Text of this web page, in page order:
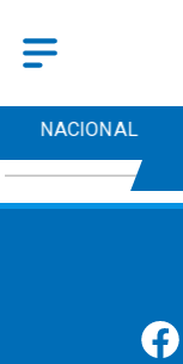
NACIONAL